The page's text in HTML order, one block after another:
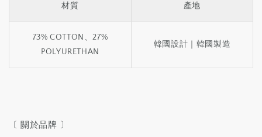
材質 產地
73% COTTON、27%
POLYURETHAN
韓國設計｜韓國製造
〔 關於品牌 〕